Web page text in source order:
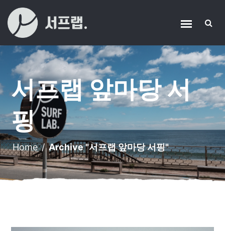
서프랩 앞마당 서
핑
Home/Archive "서프랩 앞마당 서핑"